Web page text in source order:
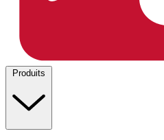
Produits